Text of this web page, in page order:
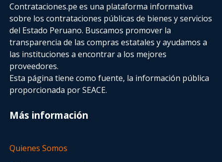
Contrataciones.pe es una plataforma informativa
sobre los contrataciones públicas de bienes y servicios
del Estado Peruano. Buscamos promover la
transparencia de las compras estatalesy ayudamos a
las instituciones a encontrar a los mejores
proveedores.
Esta página tiene como fuente, la información pública
proporcionada por SEACE.
Más información
Quienes Somos